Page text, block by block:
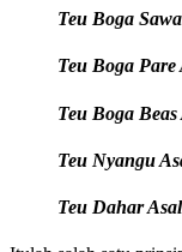
Teu Boga
Teu Boga Pare
Teu Boga
Teu Nyangu
Teu Dahar